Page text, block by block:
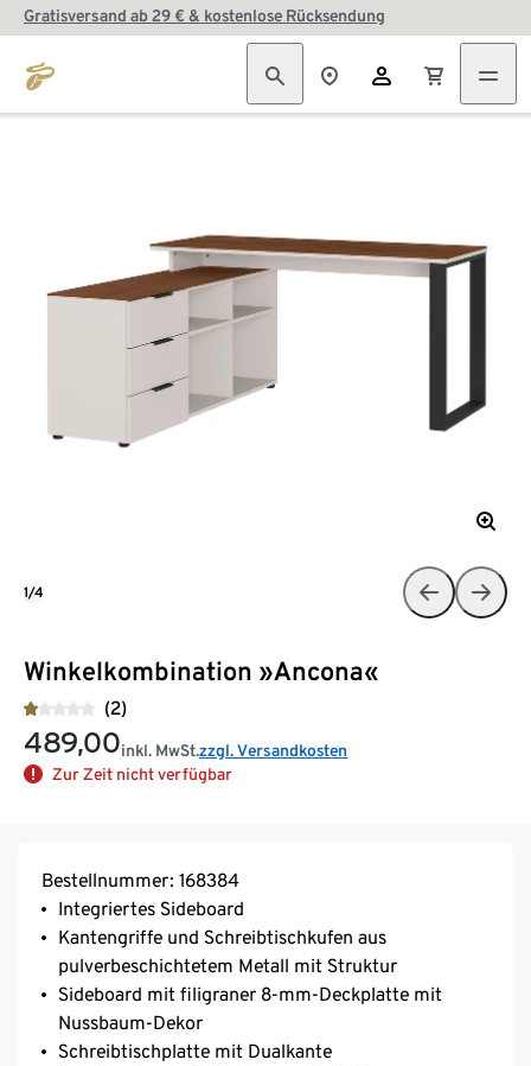
Gratisversand ab 29 € & kostenlose Rücksendung
Winkelkombination »Ancona«
(2)
489,00inkl. MwSt.zzgl. Versandkosten
Zur Zeit nicht verfügbar
1/4
Bestellnummer: 168384
Integriertes Sideboard
Kantengriffe und Schreibtischkufen aus
pulverbeschichtetem Metall mit Struktur
Sideboard mit filigraner 8-mm-Deckplatte mit
Nussbaum-Dekor
Schreibtischplatte mit Dualkante